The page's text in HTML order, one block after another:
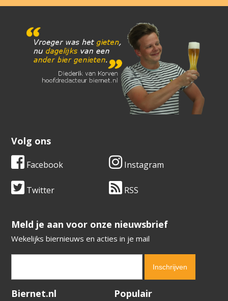
Volg ons
Facebook Instagram
Twitter RSS
​​​​​​​Meld je aan voor onze nieuwsbrief
Wekelijks biernieuws en acties in je mail
Verification code:
Biernet.nl Populair